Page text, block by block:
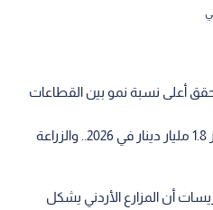
يحقق أعلى نسبة نمو بين القطاعات
صادرات الأردن الزراعية تتجاوز 1.8 مليار دينار في 2026.. والزراعة
أن المزارع الأردني يشكل